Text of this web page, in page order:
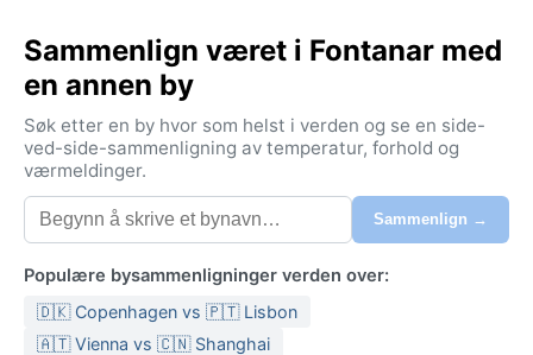
strekker seg inn fra kysten, omgitt av frodig
vegetasjon og palmelunder – typisk for det vestlige
Cuba.
Klimaet i Fontanar er tropisk monsunklima (Köppen
Am), noe som betyr en tydelig årstidsvariasjon i
nedbør. Sommeren, fra mai til oktober, er varm og
fuktig med middeltemperaturer rundt 28°C og
november til april, er litt kjøligere – omtrent 22–24°C –
og markert tørrere. Luftfuktigheten er høy året rundt,
spesielt i regntiden. Pakk lette bomullsklær, en
Sammenlign været i Fontanar med
en annen by
Søk etter en by hvor som helst i verden og se en side-
ved-side-sammenligning av temperatur, forhold og
værmeldinger.
Sammenlign →
Populære bysammenligninger verden over:
🇩🇰 Copenhagen vs 🇵🇹 Lisbon
🇦🇹 Vienna vs 🇨🇳 Shanghai